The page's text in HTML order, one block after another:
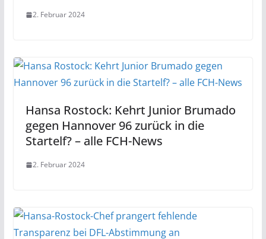
2. Februar 2024
Hansa Rostock: Kehrt Junior Brumado
gegen Hannover 96 zurück in die
Startelf? – alle FCH-News
2. Februar 2024